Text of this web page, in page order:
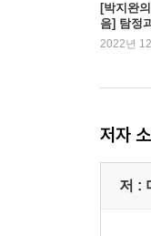
[박지완
음] 탐정
읽는 마음
2022년
저자
저 :